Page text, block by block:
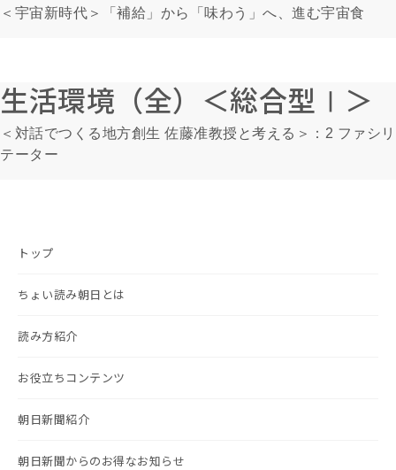
＜宇宙新時代＞「補給」から「味わう」へ、進む宇宙食
生活環境（全）＜総合型Ⅰ＞
＜対話でつくる地方創生 佐藤准教授と考える＞：2 ファシリ
テーター
トップ
ちょい読み朝日とは
読み方紹介
お役立ちコンテンツ
朝日新聞紹介
朝日新聞からのお得なお知らせ